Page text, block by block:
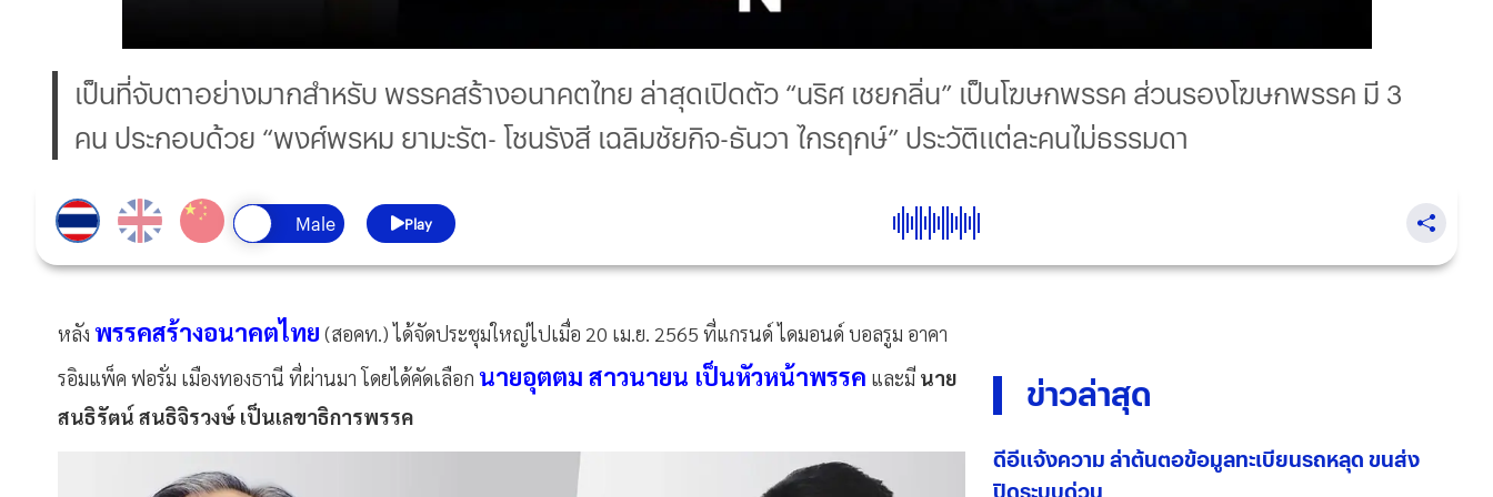
เป็นที่จับตาอย่างมากสำหรับ พรรคสร้างอนาคตไทย ล่าสุดเปิดตัว “นริศ เชยกลิ่น” เป็นโฆษกพรรค ส่วนรองโฆษกพรรค มี 3
คน ประกอบด้วย “พงศ์พรหม ยามะรัต- โชนรังสี เฉลิมชัยกิจ-ธันวา ไกรฤกษ์” ประวัติแต่ละคนไม่ธรรมดา
Play
หลัง พรรคสร้างอนาคตไทย (สอคท.) ได้จัดประชุมใหญ่ไปเมื่อ 20 เม.ย. 2565 ที่แกรนด์ ไดมอนด์ บอลรูม อาคา
รอิมแพ็ค ฟอรั่ม เมืองทองธานี ที่ผ่านมา โดยได้คัดเลือก นายอุตตม สาวนายน เป็นหัวหน้าพรรค และมี นาย
สนธิรัตน์ สนธิจิรวงษ์ เป็นเลขาธิการพรรค
ข่าวล่าสุด
ดีอีแจ้งความ ล่าต้นตอข้อมูลทะเบียนรถหลุด ขนส่ง
ปิดระบบด่วน